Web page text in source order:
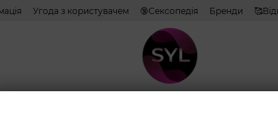
Угода з користувачем 🔞Сексопедія Бренди